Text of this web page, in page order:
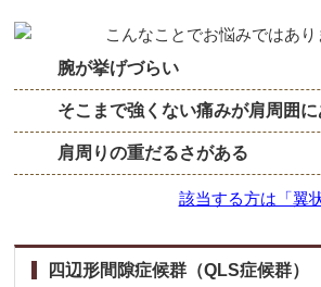
腕が挙げづらい
そこまで強くない痛みが肩周囲に
肩周りの重だるさがある
該当する方は「翼
四辺形間隙症候群（QLS症候群）